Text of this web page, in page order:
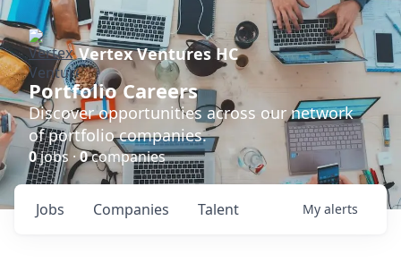
Vertex Ventures HC
Portfolio Careers
Discover opportunities across our network
of portfolio companies.
0jobs ·0companies
Jobs Companies Talent My alerts